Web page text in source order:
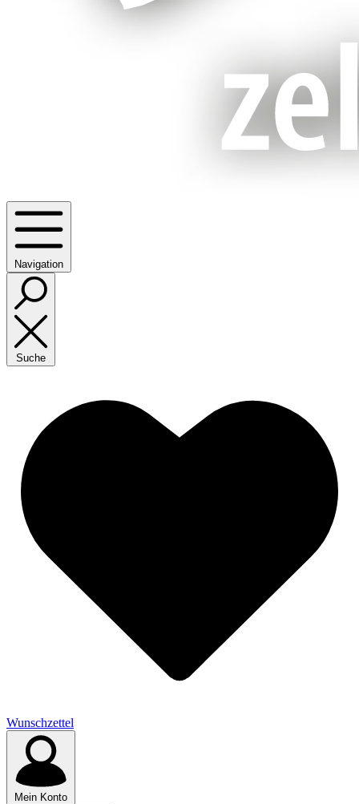
Navigation
Suche
Wunschzettel
Mein Konto